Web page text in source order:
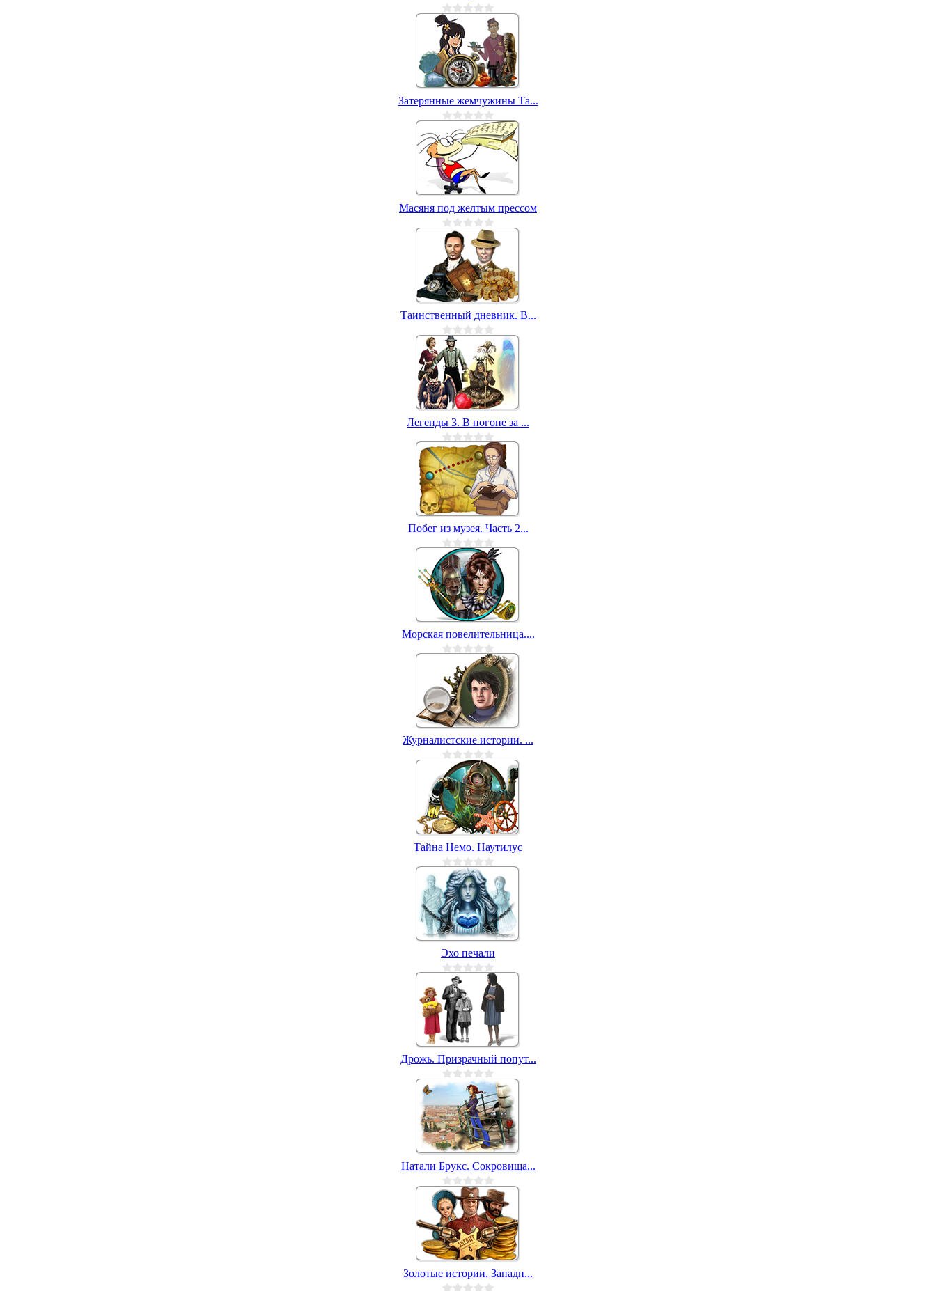
Затерянные жемчужины Та...
Масяня под желтым прессом
Таинственный дневник. В...
Легенды 3. В погоне за ...
Побег из музея. Часть 2...
Морская повелительница....
Журналистские истории. ...
Тайна Немо. Наутилус
Эхо печали
Дрожь. Призрачный попут...
Натали Брукс. Сокровища...
Золотые истории. Западн...